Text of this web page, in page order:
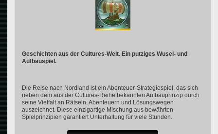
Geschichten aus der Cultures-Welt. Ein putziges Wusel- und
Aufbauspiel.
Die Reise nach Nordland ist ein Abenteuer-Strategiespiel, das sich
neben dem aus der Cultures-Reihe bekannten Aufbauprinzip durch
seine Vielfalt an Rätseln, Abenteuern und Lösungswegen
auszeichnet. Diese einzigartige Mischung aus bewährten
Spielprinzipien garantiert Unterhaltung für viele Stunden.